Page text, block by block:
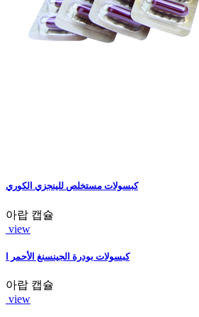
كبسولات مستخلص للينجزي الكوري
아랍 캡슐
view
كبسولات بودرة الجينسنغ الأحمر ا
아랍 캡슐
view